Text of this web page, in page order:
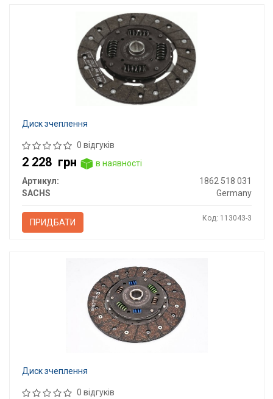
Диск зчеплення
0 відгуків
2 228 грн
в наявності
Артикул:
1862 518 031
SACHS
Germany
ПРИДБАТИ Код: 113043-3
Диск зчеплення
0 відгуків